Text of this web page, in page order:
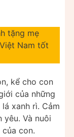
tặng mẹ
Nam tốt
kể cho con
của những
xanh rì. Cảm
Và nuôi
con.